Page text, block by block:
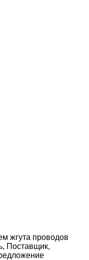
жгута проводов
Поставщик,